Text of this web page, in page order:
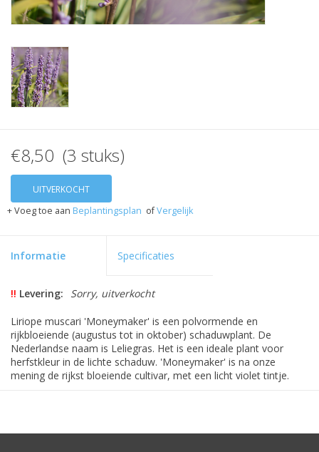
Sterke Bollen Dagen
Nieuws
€8,50 (3 stuks)
UITVERKOCHT
+ Voeg toe aan Beplantingsplan ofVergelijk
Informatie Specificaties
!! Levering: Sorry, uitverkocht
Liriope muscari 'Moneymaker' is een polvormende en
rijkbloeiende (augustus tot in oktober) schaduwplant. De
Nederlandse naam is Leliegras. Het is een ideale plant voor
herfstkleur in de lichte schaduw. 'Moneymaker' is na onze
mening de rijkst bloeiende cultivar, met een licht violet tintje.